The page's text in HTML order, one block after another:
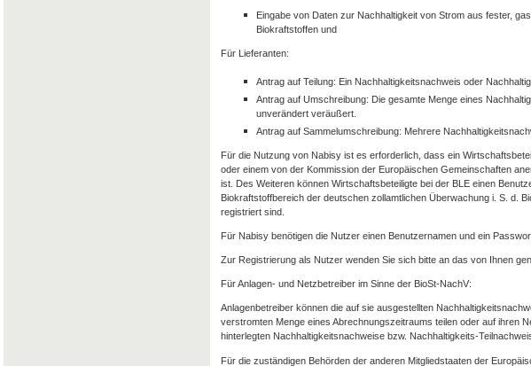
Eingabe von Daten zur Nachhaltigkeit von Strom aus fester,
Biokraftstoffen und
Für Lieferanten:
Antrag auf Teilung: Ein Nachhaltigkeitsnachweis oder
Antrag auf Umschreibung: Die gesamte Menge eines
unverändert veräußert.
Antrag auf Sammelumschreibung: Mehrere
Für die Nutzung von Nabisy ist es erforderlich, dass ein
oder einem von der Kommission der Europäischen Gemeinschaften
ist. Des Weiteren können Wirtschaftsbeteiligte bei der BLE einen
Biokraftstoffbereich der deutschen zollamtlichen Überwachung i. S. d.
registriert sind.
Für Nabisy benötigen die Nutzer einen Benutzernamen und ein
Zur Registrierung als Nutzer wenden Sie sich bitte an das von Ihnen
Für Anlagen- und Netzbetreiber im Sinne der BioSt-NachV:
Anlagenbetreiber können die auf sie ausgestellten
verstromten Menge eines Abrechnungszeitraums teilen oder auf ihren
hinterlegten Nachhaltigkeitsnachweise bzw. Nachhaltigkeits-
Für die zuständigen Behörden der anderen Mitgliedstaaten der